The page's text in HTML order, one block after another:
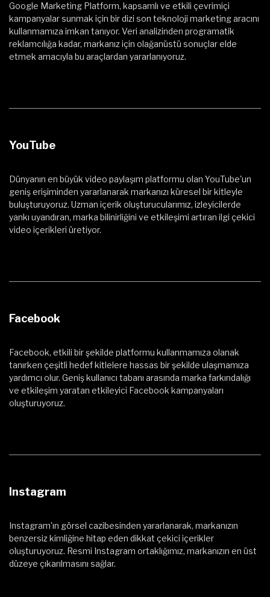
Google Marketing Platform, kapsamlı ve etkili çevrimiçi
kampanyalar sunmak için bir dizi son teknoloji marketing aracını
kullanmamıza imkan tanıyor. Veri analizinden programatik
reklamcılığa kadar, markanız için olağanüstü sonuçlar elde
etmek amacıyla bu araçlardan yararlanıyoruz.
YouTube
Dünyanın en büyük video paylaşım platformu olan YouTube'un
geniş erişiminden yararlanarak markanızı küresel bir kitleyle
buluşturuyoruz. Uzman içerik oluşturucularımız, izleyicilerde
yankı uyandıran, marka bilinirliğini ve etkileşimi artıran ilgi çekici
video içerikleri üretiyor.
Facebook
Facebook, etkili bir şekilde platformu kullanmamıza olanak
tanırken çeşitli hedef kitlelere hassas bir şekilde ulaşmamıza
yardımcı olur. Geniş kullanıcı tabanı arasında marka farkındalığı
ve etkileşim yaratan etkileyici Facebook kampanyaları
oluşturuyoruz.
Instagram
Instagram'ın görsel cazibesinden yararlanarak, markanızın
benzersiz kimliğine hitap eden dikkat çekici içerikler
oluşturuyoruz. Resmi Instagram ortaklığımız, markanızın en üst
düzeye çıkarılmasını sağlar.